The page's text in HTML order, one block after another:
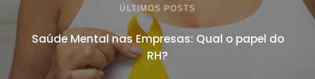
ÚLTIMOS POSTS
Saúde Mental nas Empresas: Qual o papel do
RH?